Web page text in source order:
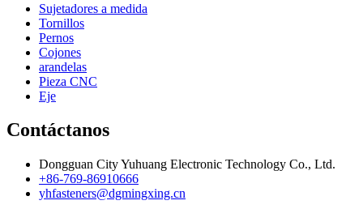
Sujetadores a medida
Tornillos
Pernos
Cojones
arandelas
Pieza CNC
Eje
Contáctanos
Dongguan City Yuhuang Electronic Technology Co., Ltd.
+86-769-86910666
yhfasteners@dgmingxing.cn